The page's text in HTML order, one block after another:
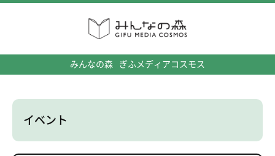
みんなの森 ぎふメディアコスモス
イベント